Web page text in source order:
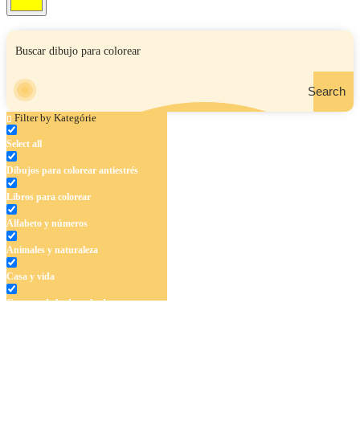
Search
Filter by Kategórie
Select all
Dibujos para colorear antiestrés
Libros para colorear
Alfabeto y números
Animales y naturaleza
Casa y vida
Cuentos de hadas y hadas